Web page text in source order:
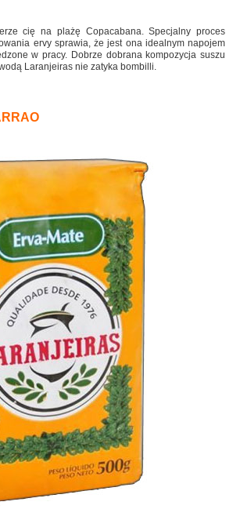
cię na plażę Copacabana. Specjalny proces
ervy sprawia, że jest ona idealnym napojem
w pracy. Dobrze dobrana kompozycja suszu
Laranjeiras nie zatyka bombilli.